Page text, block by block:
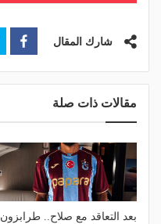
شارك المقال
مقالات ذات صلة
بعد التعاقد مع صلاح.. طرابزون